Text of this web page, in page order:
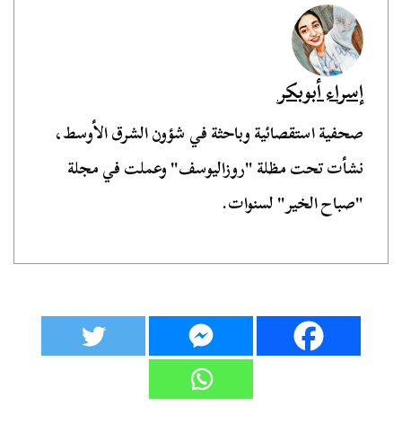
إسراء أبوبكر
صحفية استقصائية وباحثة في شؤون الشرق الأوسط،
نشأت تحت مظلة "روزاليوسف" وعملت في مجلة
"صباح الخير" لسنوات.